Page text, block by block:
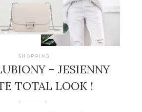
SHOPPING
– JESIENNY
TOTAL LOOK !